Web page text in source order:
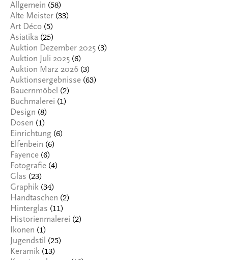
Allgemein (58)
Alte Meister (33)
Art Déco (5)
Asiatika (25)
Auktion Dezember 2025 (3)
Auktion Juli 2025 (6)
Auktion März 2026 (3)
Auktionsergebnisse (63)
Bauernmöbel (2)
Buchmalerei (1)
Design (8)
Dosen (1)
Einrichtung (6)
Elfenbein (6)
Fayence (6)
Fotografie (4)
Glas (23)
Graphik (34)
Handtaschen (2)
Hinterglas (11)
Historienmalerei (2)
Ikonen (1)
Jugendstil (25)
Keramik (13)